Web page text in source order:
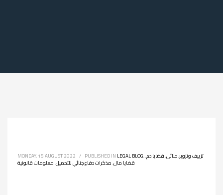
MONDAY, 15 AUGUST 2022 / PUBLISHED IN LEGAL BLOG, تزييف وتزوير,جنائى,قضايا دم,
قضايا مال,مذكرات دفاع جنائي للتحميل,معلومات قانونية